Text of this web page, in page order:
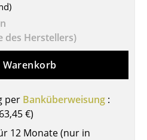
des Herstellers)
Warenkorb
per Banküberweisung :
63,45 €)
12 Monate (nur in